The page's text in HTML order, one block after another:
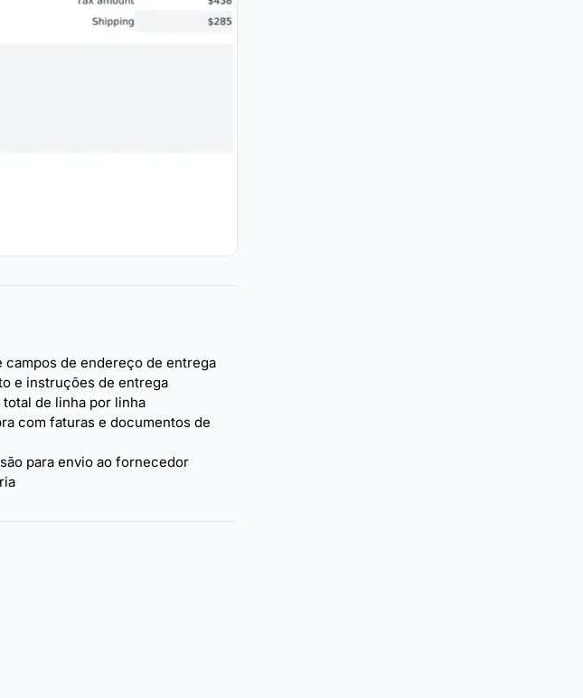
campos de endereço de entrega
e instruções de entrega
de linha por linha
com faturas e documentos de
para envio ao fornecedor